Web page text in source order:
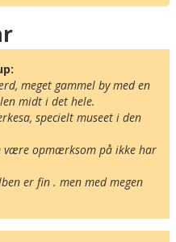
meget gammel by med en
midt i det hele.
specielt museet i den
være opmærksom på ikke har
er fin . men med megen